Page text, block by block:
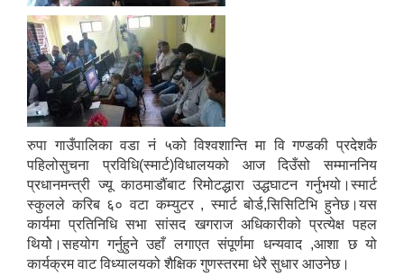
रुपा गाउँपालिका वडा नं ५को विश्वशान्ति मा वि गण्डकी प्रदेशकै
पहिलोसुचना प्रविधि(स्मार्ट)विधालयको आज दिउँसो सम्माननिय
प्रधानमन्त्री ज्यू काठमाडौंबाट रिमोटद्धारा उद्धघाटन गर्नुभयो।स्मार्ट
स्कुलले करिब ६० वटा कम्युटर , स्मार्ट बोर्ड,सिसिटिभि हुनेछ।यस
कार्यमा प्रतिनिधि सभा सांसद खगराज अधिकारीको प्रत्येक्ष पहल
थियोे।सहयोग गर्नुहुने उहाँ लगाएत संपूर्णमा धन्यवाद ,आशा छ यो
कार्यक्रम वाट विध्यालयको शैक्षिक गुणस्तरमा धेरै सुधार आउनेछ।